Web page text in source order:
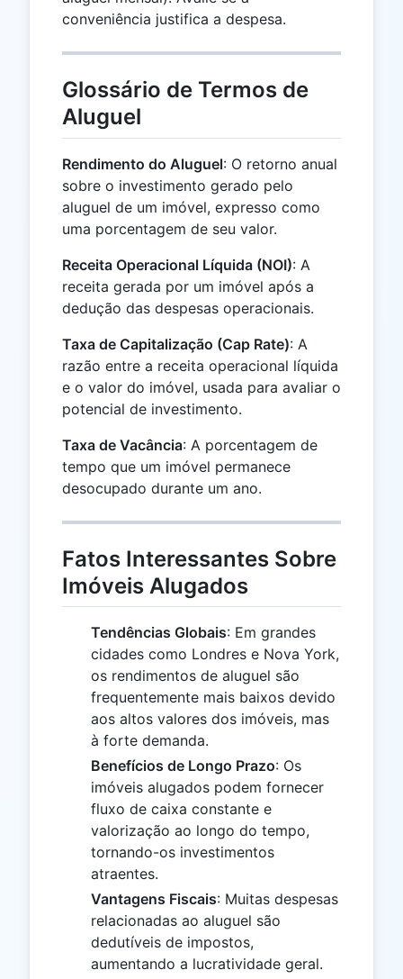
conveniência justifica a despesa.
Glossário de Termos de
Aluguel
Rendimento do Aluguel: O retorno anual
sobre o investimento gerado pelo
aluguel de um imóvel, expresso como
uma porcentagem de seu valor.
Receita Operacional Líquida (NOI): A
receita gerada por um imóvel após a
dedução das despesas operacionais.
Taxa de Capitalização (Cap Rate): A
razão entre a receita operacional líquida
e o valor do imóvel, usada para avaliar o
potencial de investimento.
Taxa de Vacância: A porcentagem de
tempo que um imóvel permanece
desocupado durante um ano.
Fatos Interessantes Sobre
Imóveis Alugados
Tendências Globais: Em grandes
cidades como Londres e Nova York,
os rendimentos de aluguel são
frequentemente mais baixos devido
aos altos valores dos imóveis, mas
à forte demanda.
Benefícios de Longo Prazo: Os
imóveis alugados podem fornecer
fluxo de caixa constante e
valorização ao longo do tempo,
tornando-os investimentos
atraentes.
Vantagens Fiscais: Muitas despesas
relacionadas ao aluguel são
dedutíveis de impostos,
aumentando a lucratividade geral.